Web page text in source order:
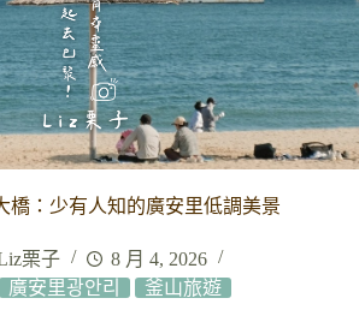
橋：少有人知的廣安里低調美景
栗子
8 月 4, 2026
廣安里광안리
釜山旅遊